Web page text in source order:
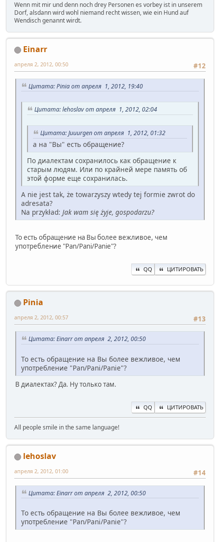
Wenn mit mir und denn noch drey Personen es vorbey ist in unserem
Dorf, alsdann wird wohl niemand recht wissen, wie ein Hund auf
Wendisch genannt wirdt.
Einarr
#12
апреля 2, 2012, 00:50
Цитата: Pinia от апреля 1, 2012, 19:40
Цитата: lehoslav от апреля 1, 2012, 02:04
Цитата: Juuurgen от апреля 1, 2012, 01:32
а на "Вы" есть обращение?
По диалектам сохранилось как обращение к
старым людям. Или по крайней мере память об
этой форме еще сохранилась.
A nie jest tak, że towarzyszy wtedy tej formie zwrot do
adresata?
Na przykład: Jak wam się żyje, gospodarzu?
То есть обращение на Вы более вежливое, чем
употребление "Pan/Pani/Panie"?
QQ ЦИТИРОВАТЬ
Pinia
#13
апреля 2, 2012, 00:57
Цитата: Einarr от апреля 2, 2012, 00:50
То есть обращение на Вы более вежливое, чем
употребление "Pan/Pani/Panie"?
В диалектах? Да. Ну только там.
QQ ЦИТИРОВАТЬ
All people smile in the same language!
lehoslav
#14
апреля 2, 2012, 01:00
Цитата: Einarr от апреля 2, 2012, 00:50
То есть обращение на Вы более вежливое, чем
употребление "Pan/Pani/Panie"?